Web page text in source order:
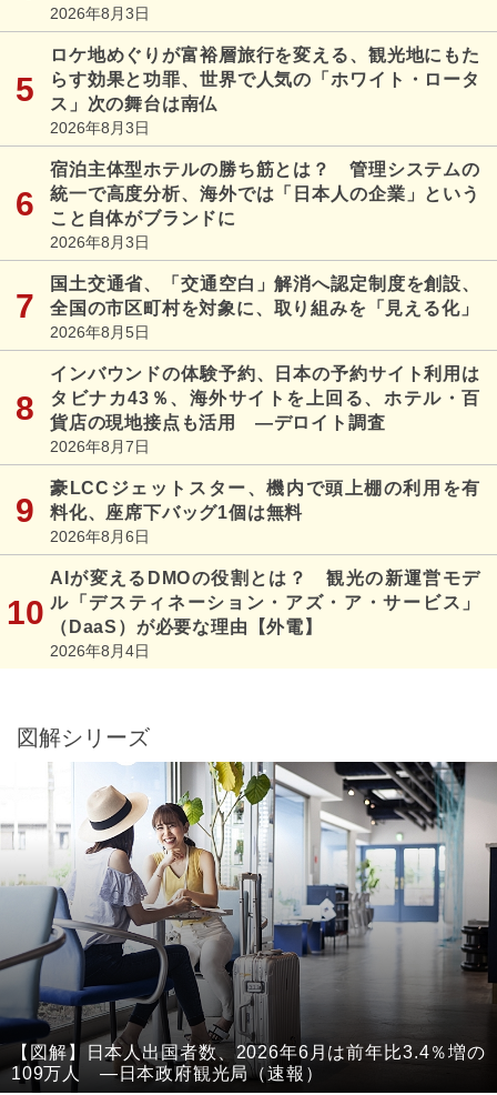
2026年8月3日
ロケ地めぐりが富裕層旅行を変える、観光地にもた
らす効果と功罪、世界で人気の「ホワイト・ロータ
ス」次の舞台は南仏
2026年8月3日
宿泊主体型ホテルの勝ち筋とは？ 管理システムの
統一で高度分析、海外では「日本人の企業」という
こと自体がブランドに
2026年8月3日
国土交通省、「交通空白」解消へ認定制度を創設、
全国の市区町村を対象に、取り組みを「見える化」
2026年8月5日
インバウンドの体験予約、日本の予約サイト利用は
タビナカ43％、海外サイトを上回る、ホテル・百
貨店の現地接点も活用 ―デロイト調査
2026年8月7日
豪LCCジェットスター、機内で頭上棚の利用を有
料化、座席下バッグ1個は無料
2026年8月6日
AIが変えるDMOの役割とは？ 観光の新運営モデ
ル「デスティネーション・アズ・ア・サービス」
（DaaS）が必要な理由【外電】
2026年8月4日
図解シリーズ
【図解】日本人出国者数、2026年6月は前年比3.4％増の
109万人 ―日本政府観光局（速報）